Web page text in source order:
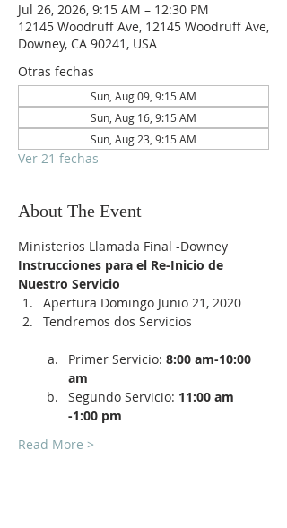
Jul 26, 2026, 9:15 AM – 12:30 PM
12145 Woodruff Ave, 12145 Woodruff Ave,
Downey, CA 90241, USA
Otras fechas
Sun, Aug 09, 9:15 AM
Sun, Aug 16, 9:15 AM
Sun, Aug 23, 9:15 AM
Ver 21 fechas
About The Event
Ministerios Llamada Final -Downey
Instrucciones para el Re-Inicio de
Nuestro Servicio
Apertura Domingo Junio 21, 2020
Tendremos dos Servicios
Primer Servicio: 8:00 am-10:00
am
Segundo Servicio: 11:00 am
-1:00 pm
Read More >